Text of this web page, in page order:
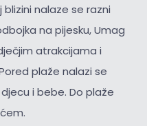
blizini nalaze se razni
na pijesku, Umag
atrakcijama i
plaže nalazi se
i bebe. Do plaže